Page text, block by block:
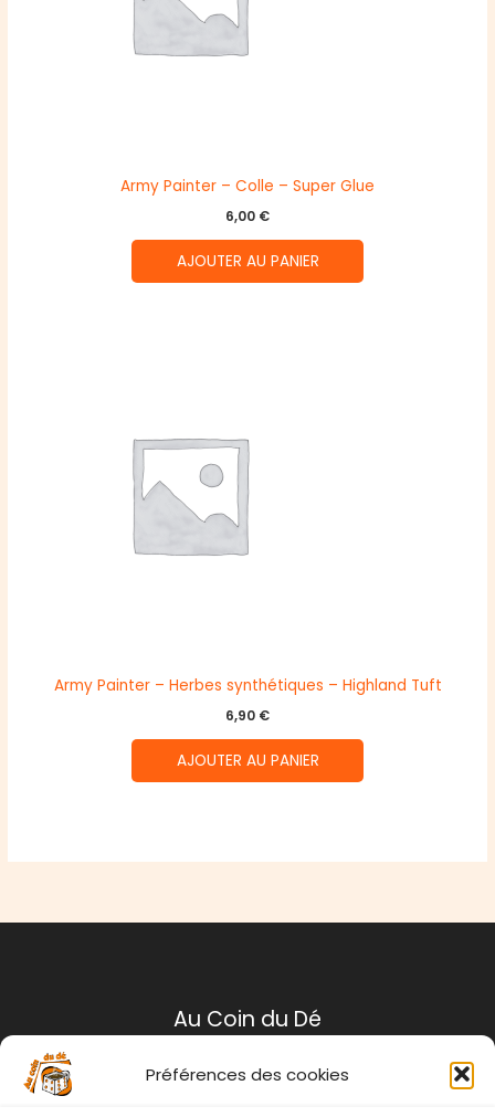
Préférences des cookies
Army Painter – Colle – Super Glue
6,00 €
AJOUTER AU PANIER
Army Painter – Herbes synthétiques – Highland Tuft
6,90 €
AJOUTER AU PANIER
Au Coin du Dé